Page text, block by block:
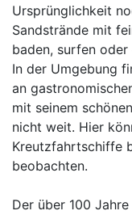
Ursprünglichkeit
Sandstrände mit
baden, surfen
In der Umgebung
an
mit seinem
nicht weit. Hier
Kreutzfahrtschiffe
beobachten.
Der über 100